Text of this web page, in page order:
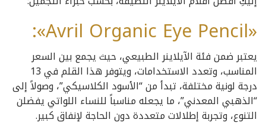
«Avril Organic Eye Pencil»:
يعتبر ضمن فئة الآيلاينر الطبيعي، حيث يجمع بين السعر
المناسب، وتعدد الاستخدامات، ويتوفر هذا القلم في 13
درجة لونية مختلفة، تبدأ من “الأسود الكلاسيكي”، وصولاً إلى
“الذهبي المعدني”، ما يجعله مناسباً للنساء اللواتي يفضلن
التنوع، وتجربة إطلالات متعددة دون الحاجة لإنفاق كبير.